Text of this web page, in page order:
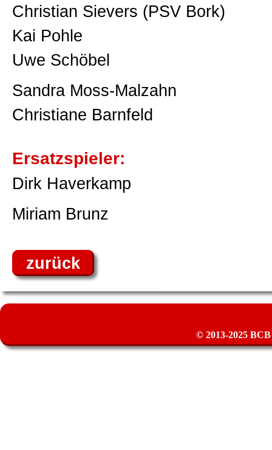
Christian Sievers (PSV Bork)
Kai Pohle
Uwe Schöbel
Sandra Moss-Malzahn
Christiane Barnfeld
Ersatzspieler:
Dirk Haverkamp
Miriam Brunz
zurück
© 2013-2025